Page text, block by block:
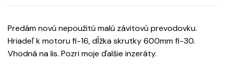
Predám novú nepoužitú malú závitovú prevodovku.
Hriadeľ k motoru fi-16, dĺžka skrutky 600mm fi-30.
Vhodná na lis. Pozri moje ďalšie inzeráty.